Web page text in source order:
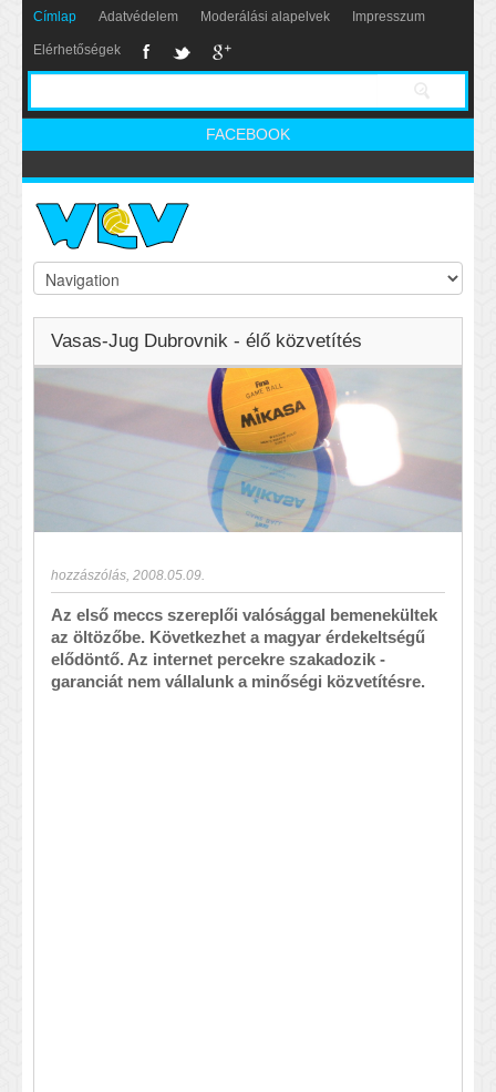
Címlap Adatvédelem Moderálási alapelvek Impresszum
Elérhetőségek
FACEBOOK
Vasas-Jug Dubrovnik - élő közvetítés
hozzászólás 2008.05.09.
Az első meccs szereplői valósággal bemenekültek
az öltözőbe. Következhet a magyar érdekeltségű
elődöntő. Az internet percekre szakadozik -
garanciát nem vállalunk a minőségi közvetítésre.